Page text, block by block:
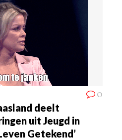
0
deelt
uit Jeugd in
Getekend’